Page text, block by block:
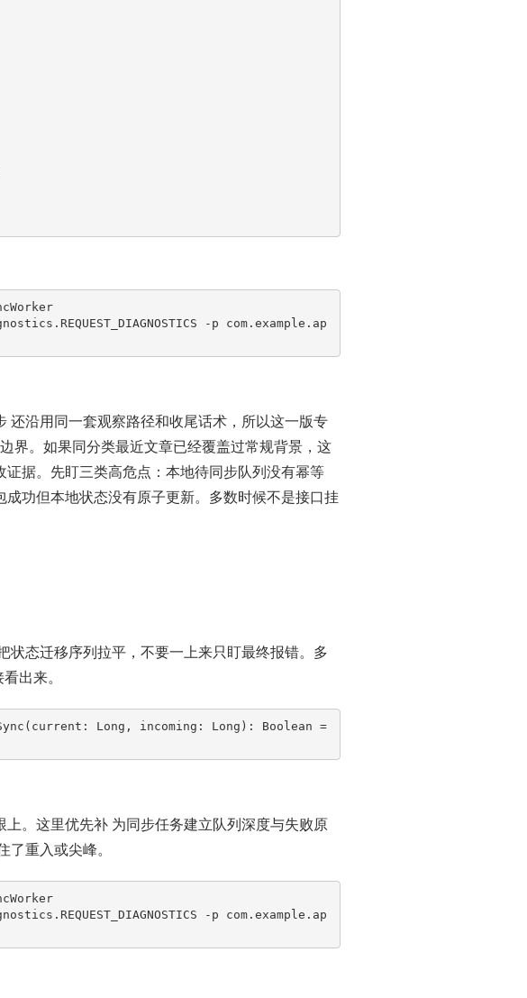
-p com.example.ap
还沿用同一套观察路径和收尾话术，所以这一版专
界。如果同分类最近文章已经覆盖过常规背景，这
据。先盯三类高危点：本地待同步队列没有幂等
功但本地状态没有原子更新。多数时候不是接口挂
状态迁移序列拉平，不要一上来只盯最终报错。多
出来。
Long, incoming: Long): Boolean =
。这里优先补 为同步任务建立队列深度与失败原
了重入或尖峰。
-p com.example.ap